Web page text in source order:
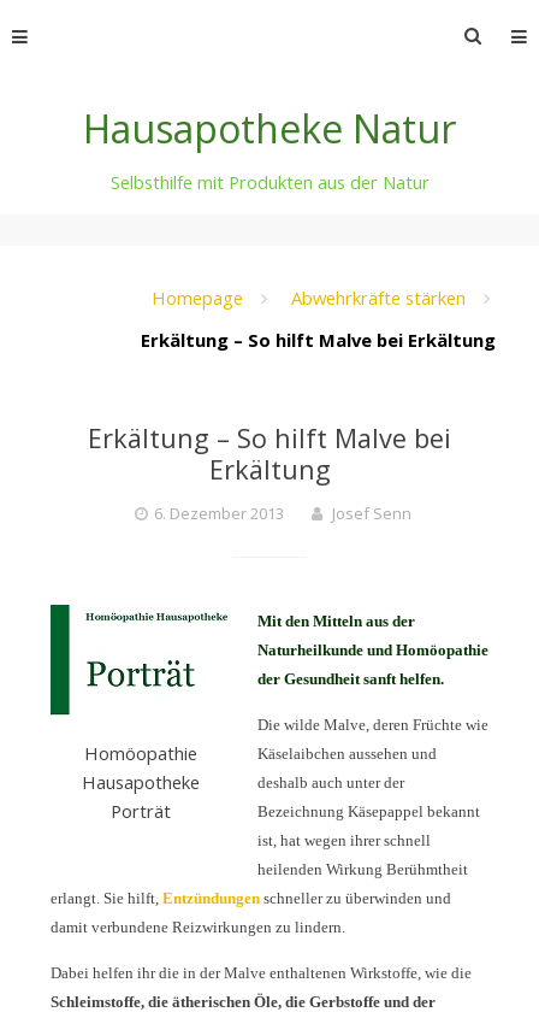
to
Hausapotheke Natur
Selbsthilfe mit Produkten aus der Natur
Homepage
Abwehrkräfte stärken
Erkältung – So hilft Malve bei Erkältung
Erkältung – So hilft Malve bei
Erkältung
6. Dezember 2013 Josef Senn
Homöopathie
Hausapotheke
Porträt
Mit den Mitteln aus der
Naturheilkunde und Homöopathie
der Gesundheit sanft helfen.
Die wilde Malve, deren Früchte wie
Käselaibchen aussehen und
deshalb auch unter der
Bezeichnung Käsepappel bekannt
ist, hat wegen ihrer schnell
heilenden Wirkung Berühmtheit
erlangt. Sie hilft, Entzündungenschneller zu überwinden und
damit verbundene Reizwirkungen zu lindern.
Dabei helfen ihr die in der Malve enthaltenen Wirkstoffe, wie die
Schleimstoffe, die ätherischen Öle, die Gerbstoffe und der